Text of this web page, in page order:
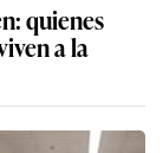
quienes
a la